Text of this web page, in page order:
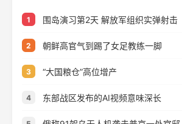
1 围岛演习第2天 解放军组织实弹射击
2 朝鲜高官气到踢了女足教练一脚
3 “大国粮仓”高位增产
4 东部战区发布的AI视频意味深长